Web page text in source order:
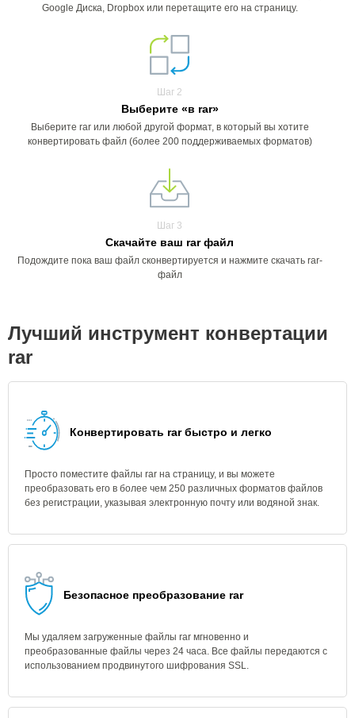
Google Диска, Dropbox или перетащите его на страницу.
Шаг 2
Выберите «в rar»
Выберите rar или любой другой формат, в который вы хотите
конвертировать файл (более 200 поддерживаемых форматов)
Шаг 3
Скачайте ваш rar файл
Подождите пока ваш файл сконвертируется и нажмите скачать rar-
файл
Лучший инструмент конвертации
rar
Конвертировать rar быстро и легко
Просто поместите файлы rar на страницу, и вы можете
преобразовать его в более чем 250 различных форматов файлов
без регистрации, указывая электронную почту или водяной знак.
Безопасное преобразование rar
Мы удаляем загруженные файлы rar мгновенно и
преобразованные файлы через 24 часа. Все файлы передаются с
использованием продвинутого шифрования SSL.